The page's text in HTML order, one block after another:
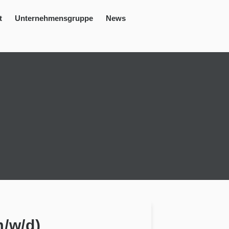
Unternehmensgruppe News
w/d)